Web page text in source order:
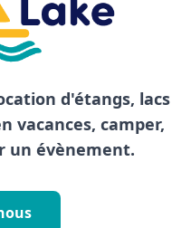
d'étangs, lacs
vacances, camper,
un évènement.